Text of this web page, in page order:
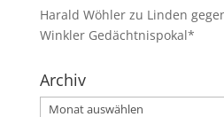
Harald Wöhlerzu Linden
Winkler Gedächtnispokal*
Archiv
Archiv